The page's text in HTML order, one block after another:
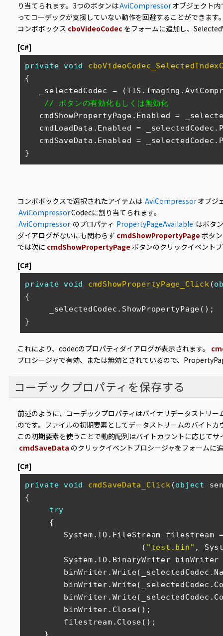
り当てられます。3つのボタンはAviCompressorオブジェクト
ってコーデックが支援していない動作を回避することができます
コンボボックス cboVideoCodec をフォームに追加し、
[C#]
private void
{
// ボタンの有効化もしくは無効化
}
コンボボックスで選択されたアイテムは AviCompressorオブジ
AviCompressorCodecに割り当てられます。
AviCompressor のプロパティ PropertyPageAvailable はボタ
ダイアログがないにも関わらず cmdShowPropertyPage ボタ
では次に cmdShowPropertyPage ボタンのクリックイベント
[C#]
private void cmdShowPropertyPage_Click (
{
}
これにより、codecのプロパティダイアログが表示されます。
プロシージャで有効、または無効とされているので、
コーデックプロパティを保存する
前述のように、コーデックプロパティはバイナリデータストリ
のです。ファイルの初期要素としてデータストリームのバイト
この初期要素を使うことで動的配列はバイトカウントに応じて
cmdSaveData のクリックイベントプロシージャをフォームに
[C#]
private void cmdSaveData_Click (object
{
try
System.IO.FileStream filestream
                        (
"test.bin" ,
System.IO.BinaryWriter